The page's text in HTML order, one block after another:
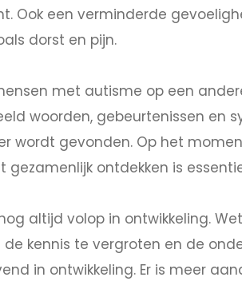
Ook een verminderde
dorst en pijn.
met autisme op een
woorden, gebeurtenissen en
wordt gevonden. Op het
gezamenlijk ontdekken is
altijd volop in ontwikkeling.
kennis te vergroten en de
in ontwikkeling. Er is meer